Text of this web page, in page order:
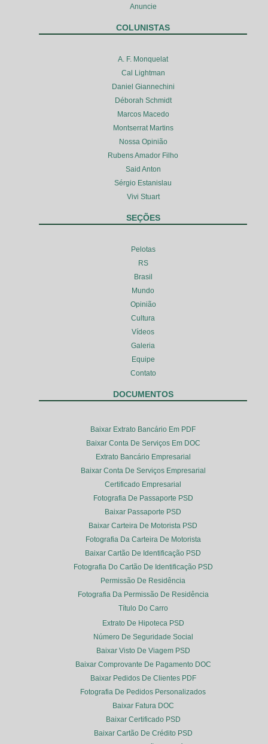
Anuncie
COLUNISTAS
A. F. Monquelat
Cal Lightman
Daniel Giannechini
Déborah Schmidt
Marcos Macedo
Montserrat Martins
Nossa Opinião
Rubens Amador Filho
Said Anton
Sérgio Estanislau
Vivi Stuart
SEÇÕES
Pelotas
RS
Brasil
Mundo
Opinião
Cultura
Vídeos
Galeria
Equipe
Contato
DOCUMENTOS
Baixar Extrato Bancário Em PDF
Baixar Conta De Serviços Em DOC
Extrato Bancário Empresarial
Baixar Conta De Serviços Empresarial
Certificado Empresarial
Fotografia De Passaporte PSD
Baixar Passaporte PSD
Baixar Carteira De Motorista PSD
Fotografia Da Carteira De Motorista
Baixar Cartão De Identificação PSD
Fotografia Do Cartão De Identificação PSD
Permissão De Residência
Fotografia Da Permissão De Residência
Título Do Carro
Extrato De Hipoteca PSD
Número De Seguridade Social
Baixar Visto De Viagem PSD
Baixar Comprovante De Pagamento DOC
Baixar Pedidos De Clientes PDF
Fotografia De Pedidos Personalizados
Baixar Fatura DOC
Baixar Certificado PSD
Baixar Cartão De Crédito PSD